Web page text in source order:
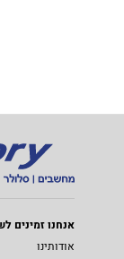
אנחנו זמינים
אודותינו